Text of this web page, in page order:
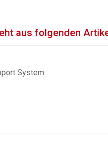
aus folgenden
System